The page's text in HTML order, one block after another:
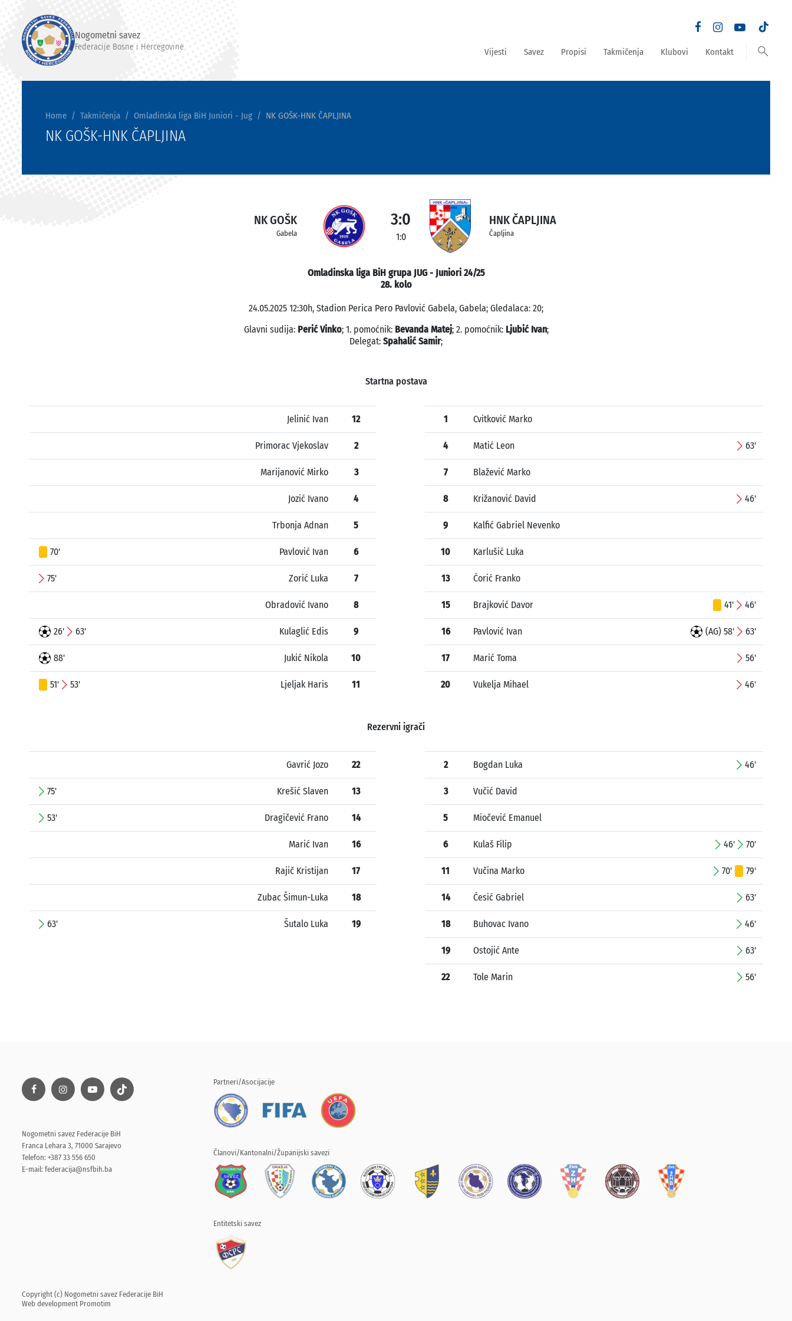
Nogometni savez
Federacije Bosne i Hercegovine Vijesti Savez Propisi Takmičenja Klubovi Kontakt search
Home Takmičenja Omladinska liga BiH Juniori - Jug NK GOŠK-HNK ČAPLJINA
NK GOŠK-HNK ČAPLJINA
NK GOŠK
Gabela
3:0
1:0
HNK ČAPLJINA
Čapljina
Omladinska liga BiH grupa JUG - Juniori 24/25
28. kolo
24.05.2025 12:30h, Stadion Perica Pero Pavlović Gabela, Gabela; Gledalaca: 20;
Glavni sudija: Perić Vinko; 1. pomoćnik: Bevanda Matej; 2. pomoćnik: Ljubić Ivan;
Delegat: Spahalić Samir;
Startna postava
Jelinić Ivan 12
Primorac Vjekoslav 2
Marijanović Mirko 3
Jozić Ivano 4
Trbonja Adnan 5
70' Pavlović Ivan 6
75' Zorić Luka 7
Obradović Ivano 8
26' 63' Kulaglić Edis 9
88' Jukić Nikola 10
51' 53' Ljeljak Haris 11
1 Cvitković Marko
4 Matić Leon 63'
7 Blažević Marko
8 Križanović David 46'
9 Kalfić Gabriel Nevenko
10 Karlušić Luka
13 Ćorić Franko
15 Brajković Davor 41' 46'
16 Pavlović Ivan (AG) 58' 63'
17 Marić Toma 56'
20 Vukelja Mihael 46'
Rezervni igrači
Gavrić Jozo 22
75' Krešić Slaven 13
53' Dragičević Frano 14
Marić Ivan 16
Rajič Kristijan 17
Zubac Šimun-Luka 18
63' Šutalo Luka 19
2 Bogdan Luka 46'
3 Vučić David
5 Miočević Emanuel
6 Kulaš Filip 46' 70'
11 Vučina Marko 70' 79'
14 Ćesić Gabriel 63'
18 Buhovac Ivano 46'
19 Ostojić Ante 63'
22 Tole Marin 56'
Nogometni savez Federacije BiH
Franca Lehara 3, 71000 Sarajevo
Telefon: +387 33 556 650
E-mail: federacija@nsfbih.ba
Partneri/Asocijacije
Članovi/Kantonalni/Županijski savezi
Entitetski savez
Copyright (c) Nogometni savez Federacije BiH
Web development Promotim